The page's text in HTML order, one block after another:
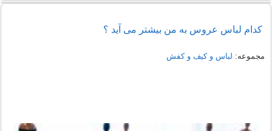
نمونه هایی از مدل یقه شومیز
کدام لباس عروس به من بیشتر می آید ؟
مجموعه: لباس و کیف و کفش